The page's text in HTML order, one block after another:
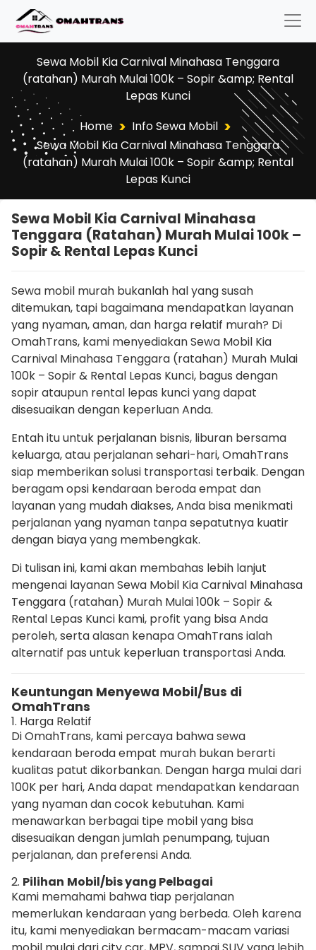
Sewa Mobil Kia Carnival Minahasa Tenggara
(ratahan) Murah Mulai 100k – Sopir &amp; Rental
Lepas Kunci
Home > Info Sewa Mobil >
Sewa Mobil Kia Carnival Minahasa Tenggara
(ratahan) Murah Mulai 100k – Sopir &amp; Rental
Lepas Kunci
Sewa Mobil Kia Carnival Minahasa
Tenggara (ratahan) Murah Mulai 100k –
Sopir & Rental Lepas Kunci
Sewa mobil murah bukanlah hal yang susah
ditemukan, tapi bagaimana mendapatkan layanan
yang nyaman, aman, dan harga relatif murah? Di
OmahTrans, kami menyediakan Sewa Mobil Kia
Carnival Minahasa Tenggara (ratahan) Murah Mulai
100k – Sopir & Rental Lepas Kunci, bagus dengan
sopir ataupun rental lepas kunci yang dapat
disesuaikan dengan keperluan Anda.
Entah itu untuk perjalanan bisnis, liburan bersama
keluarga, atau perjalanan sehari-hari, OmahTrans
siap memberikan solusi transportasi terbaik. Dengan
beragam opsi kendaraan beroda empat dan
layanan yang mudah diakses, Anda bisa menikmati
perjalanan yang nyaman tanpa sepatutnya kuatir
dengan biaya yang membengkak.
Di tulisan ini, kami akan membahas lebih lanjut
mengenai layanan Sewa Mobil Kia Carnival Minahasa
Tenggara (ratahan) Murah Mulai 100k – Sopir &
Rental Lepas Kunci kami, profit yang bisa Anda
peroleh, serta alasan kenapa OmahTrans ialah
alternatif pas untuk keperluan transportasi Anda.
Keuntungan Menyewa Mobil/Bus di
OmahTrans
1. Harga Relatif
Di OmahTrans, kami percaya bahwa sewa
kendaraan beroda empat murah bukan berarti
kualitas patut dikorbankan. Dengan harga mulai dari
100K per hari, Anda dapat mendapatkan kendaraan
yang nyaman dan cocok kebutuhan. Kami
menawarkan berbagai tipe mobil yang bisa
disesuaikan dengan jumlah penumpang, tujuan
perjalanan, dan preferensi Anda.
2. Pilihan Mobil/bis yang Pelbagai
Kami memahami bahwa tiap perjalanan
memerlukan kendaraan yang berbeda. Oleh karena
itu, kami menyediakan bermacam-macam variasi